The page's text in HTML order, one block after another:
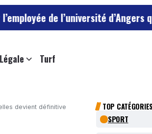
de l’université d’Angers qui avait
Turf
devient définitive TOP CATÉGORIES
SPORT